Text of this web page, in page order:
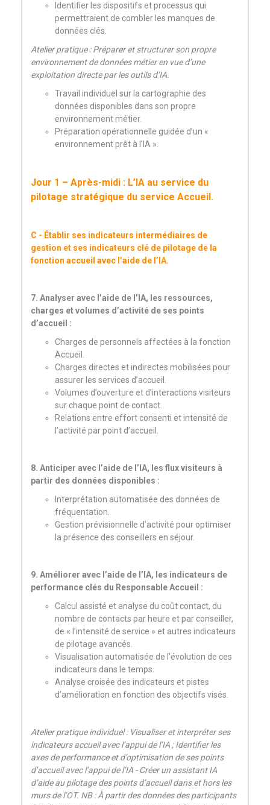
Identifier les dispositifs et processus qui
permettraient de combler les manques de
données clés.
Atelier pratique : Préparer et structurer son propre
environnement de données métier en vue d’une
exploitation directe par les outils d’IA.
Travail individuel sur la cartographie des
données disponibles dans son propre
environnement métier.
Préparation opérationnelle guidée d’un «
environnement prêt à l’IA ».
Jour 1 – Après-midi : L’IA au service du
pilotage stratégique du service Accueil.
C - Établir ses indicateurs intermédiaires de
gestion et ses indicateurs clé de pilotage de la
fonction accueil avec l’aide de l’IA.
7. Analyser avec l’aide de l’IA, les ressources,
charges et volumes d’activité de ses points
d’accueil :
Charges de personnels affectées à la fonction
Accueil.
Charges directes et indirectes mobilisées pour
assurer les services d’accueil.
Volumes d’ouverture et d’interactions visiteurs
sur chaque point de contact.
Relations entre effort consenti et intensité de
l’activité par point d’accueil.
8. Anticiper avec l’aide de l’IA, les flux visiteurs à
partir des données disponibles :
Interprétation automatisée des données de
fréquentation.
Gestion prévisionnelle d’activité pour optimiser
la présence des conseillers en séjour.
9. Améliorer avec l’aide de l’IA, les indicateurs de
performance clés du Responsable Accueil :
Calcul assisté et analyse du coût contact, du
nombre de contacts par heure et par conseiller,
de « l’intensité de service » et autres indicateurs
de pilotage avancés.
Visualisation automatisée de l’évolution de ces
indicateurs dans le temps.
Analyse croisée des indicateurs et pistes
d’amélioration en fonction des objectifs visés.
Atelier pratique individuel : Visualiser et interpréter ses
indicateurs accueil avec l’appui de l’IA ; Identifier les
axes de performance et d’optimisation de ses points
d’accueil avec l’appui de l’IA - Créer un assistant IA
d’aide au pilotage des points d’accueil dans et hors les
murs de l’OT. NB : À partir des données des participants